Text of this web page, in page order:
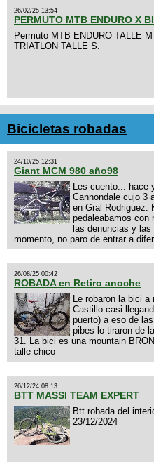
26/02/25 13:54
PERMUTO MTB ENDURO X
Permuto MTB ENDURO TALLE
TRIATLON TALLE S.
Bicicletas robadas
24/10/25 12:31
Giant MCM 980 año98
Les cuento... hace
Cannondale cujo 3
en Gral Rodriguez.
pedaleabamos con
las denuncias y
momento, no paro de entrar a
26/08/25 00:42
ROBADA en Retiro anoche
Le robaron la bici
Castillo casi
puerto) a eso de
pibes lo tiraron de
31. La bici es una mountain
talle chico
26/12/24 08:13
BTT MASSI TEAM EXPERT
Btt robada del
23/12/2024